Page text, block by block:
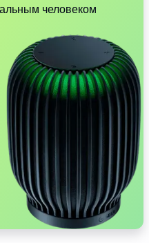
человеком